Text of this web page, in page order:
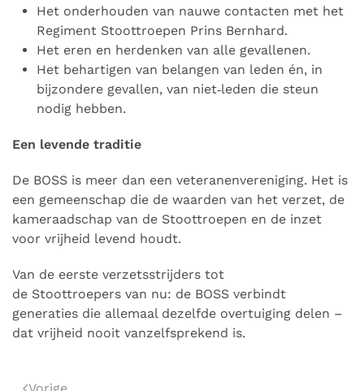
Het onderhouden van nauwe contacten met het
Regiment Stoottroepen Prins Bernhard.
Het eren en herdenken van alle gevallenen.
Het behartigen van belangen van leden én, in
bijzondere gevallen, van niet‑leden die steun
nodig hebben.
Een levende traditie
De BOSS is meer dan een veteranenvereniging. Het is
een gemeenschap die de waarden van het verzet, de
kameraadschap van de Stoottroepen en de inzet
voor vrijheid levend houdt.
Van de eerste verzetsstrijders tot
de Stoottroepers van nu: de BOSS verbindt
generaties die allemaal dezelfde overtuiging delen –
dat vrijheid nooit vanzelfsprekend is.